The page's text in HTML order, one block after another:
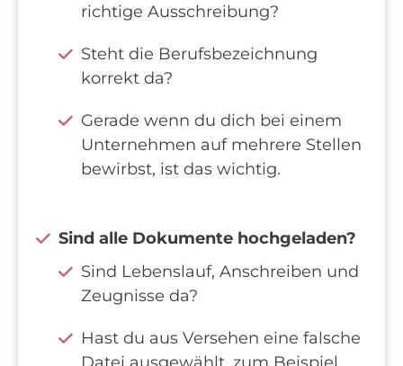
richtige Ausschreibung?
Steht die Berufsbezeichnung
korrekt da?
Gerade wenn du dich bei einem
Unternehmen auf mehrere Stellen
bewirbst, ist das wichtig.
Sind alle Dokumente hochgeladen?
Sind Lebenslauf, Anschreiben und
Zeugnisse da?
Hast du aus Versehen eine falsche
Datei ausgewählt, zum Beispiel